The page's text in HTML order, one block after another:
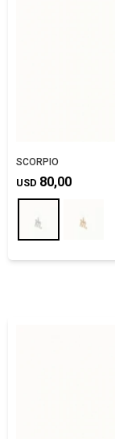
SCORPIO
USD 80,00